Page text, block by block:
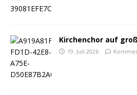
Kirchenchor auf
19. Juli 2026